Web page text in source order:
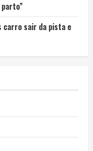
carro sair da pista e